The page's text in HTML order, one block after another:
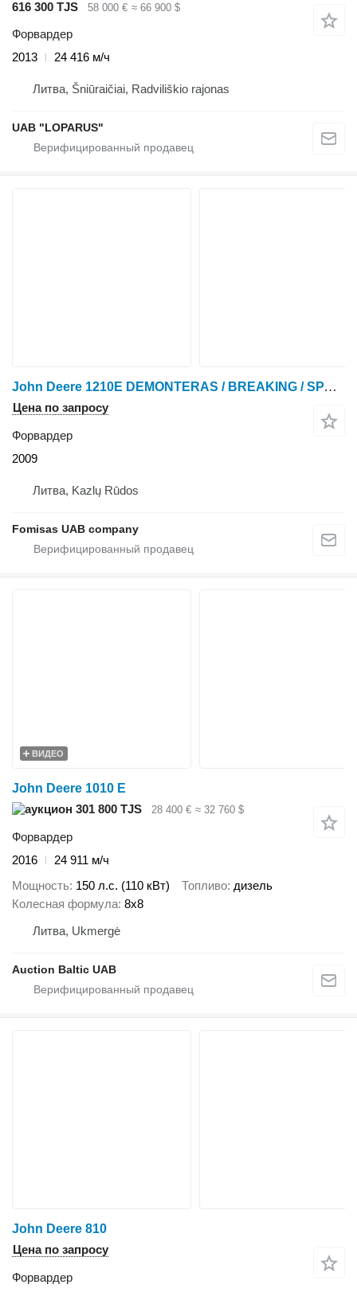
616 300 TJS 58 000 € ≈ 66 900 $
Форвардер
2013
24 416 м/ч
Литва, Šniūraičiai, Radviliškio rajonas
UAB "LOPARUS"
John Deere 1210E DEMONTERAS / BREAKING / SPARE PARTS
Цена по запросу
Форвардер
2009
Литва, Kazlų Rūdos
Fomisas UAB company
ВИДЕО
John Deere 1010 E
301 800 TJS
28 400 € ≈ 32 760 $
Форвардер
2016
24 911 м/ч
Мощность 150 л.с. (110 кВт) Топливо дизель
Колесная формула 8x8
Литва, Ukmergė
Auction Baltic UAB
John Deere 810
Цена по запросу
Форвардер